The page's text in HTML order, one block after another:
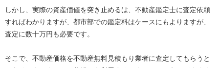
しかし、実際の資産価値を突き止めるは、不動産鑑定士に査定依頼
すればわかりますが、都市部での鑑定料はケースにもよりますが、
査定に数十万円も必要です。
そこで、不動産価格を不動産無料見積もり業者に査定してもらうと